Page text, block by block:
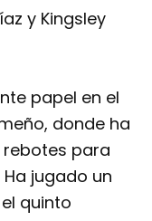
y Kingsley
papel en el
donde ha
para
jugado un
quinto